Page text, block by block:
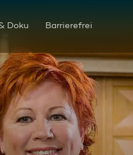
Doku Barrierefrei